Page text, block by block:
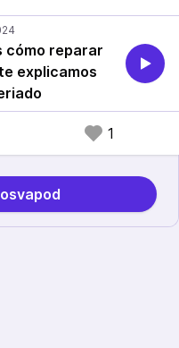
averías. ¡Los
🎙️📡
cómo reparar
explicamos
1